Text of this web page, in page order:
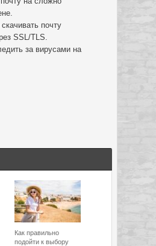
почту
SSL/TLS.
за вирусами на
Как правильно
подойти к выбору